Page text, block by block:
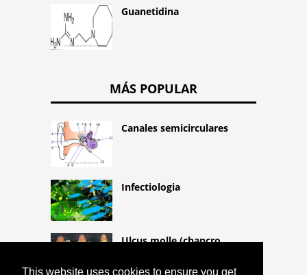
This website uses cookies to ensure you get
Guanetidina
MÁS POPULAR
Canales semicirculares
Infectiologia
Ulcus molle (chancro